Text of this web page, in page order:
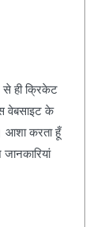
से ही क्रिकेट
वेबसाइट के
आशा करता हूँ